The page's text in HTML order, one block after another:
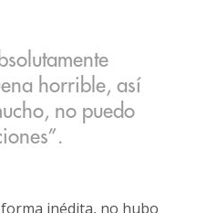
horrible, así
no puedo
inédita, no hubo